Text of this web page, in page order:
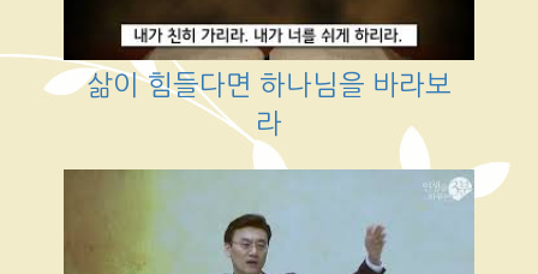
삶이 힘들다면 하나님을 바라보
라